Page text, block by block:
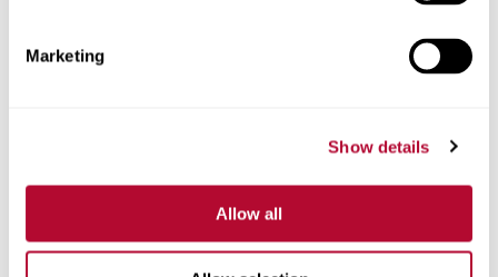
Marketing
Show details
Allow all
تعليقات